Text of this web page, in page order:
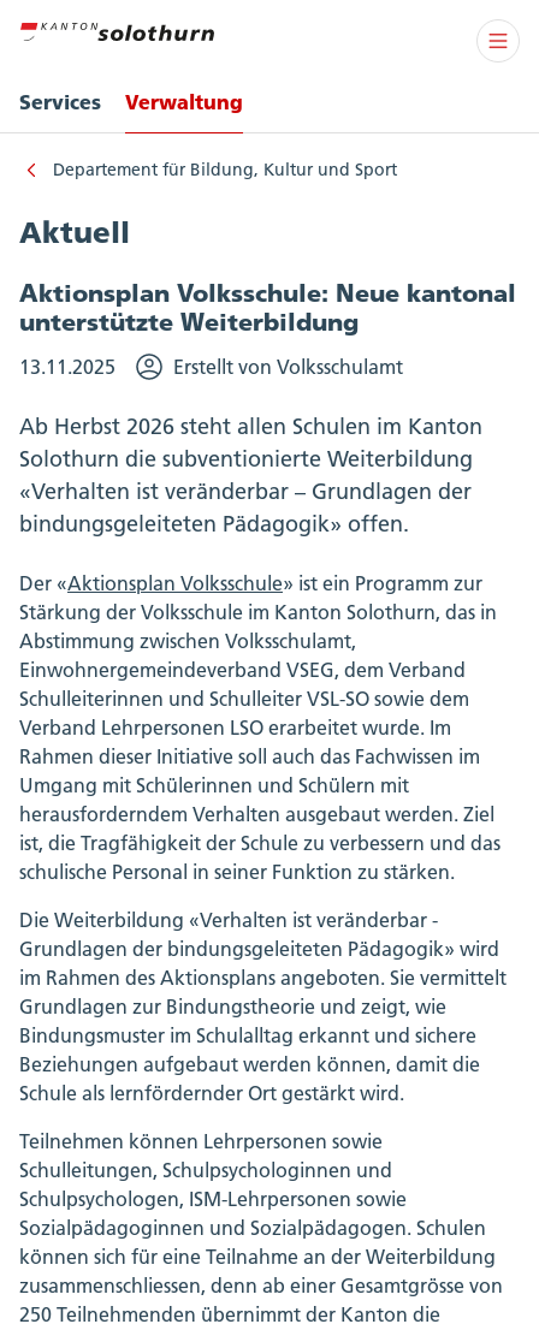
Services Verwaltung
Departement für Bildung, Kultur und Sport
Aktuell
Aktionsplan Volksschule: Neue kantonal
unterstützte Weiterbildung
13.11.2025 Erstellt von Volksschulamt
Ab Herbst 2026 steht allen Schulen im Kanton
Solothurn die subventionierte Weiterbildung
«Verhalten ist veränderbar – Grundlagen der
bindungsgeleiteten Pädagogik» offen.
Der «Aktionsplan Volksschule» ist ein Programm zur
Stärkung der Volksschule im Kanton Solothurn, das in
Abstimmung zwischen Volksschulamt,
Einwohnergemeindeverband VSEG, dem Verband
Schulleiterinnen und Schulleiter VSL-SO sowie dem
Verband Lehrpersonen LSO erarbeitet wurde. Im
Rahmen dieser Initiative soll auch das Fachwissen im
Umgang mit Schülerinnen und Schülern mit
herausforderndem Verhalten ausgebaut werden. Ziel
ist, die Tragfähigkeit der Schule zu verbessern und das
schulische Personal in seiner Funktion zu stärken.
Die Weiterbildung «Verhalten ist veränderbar -
Grundlagen der bindungsgeleiteten Pädagogik» wird
im Rahmen des Aktionsplans angeboten. Sie vermittelt
Grundlagen zur Bindungstheorie und zeigt, wie
Bindungsmuster im Schulalltag erkannt und sichere
Beziehungen aufgebaut werden können, damit die
Schule als lernfördernder Ort gestärkt wird.
Teilnehmen können Lehrpersonen sowie
Schulleitungen, Schulpsychologinnen und
Schulpsychologen, ISM-Lehrpersonen sowie
Sozialpädagoginnen und Sozialpädagogen. Schulen
können sich für eine Teilnahme an der Weiterbildung
zusammenschliessen, denn ab einer Gesamtgrösse von
250 Teilnehmenden übernimmt der Kanton die